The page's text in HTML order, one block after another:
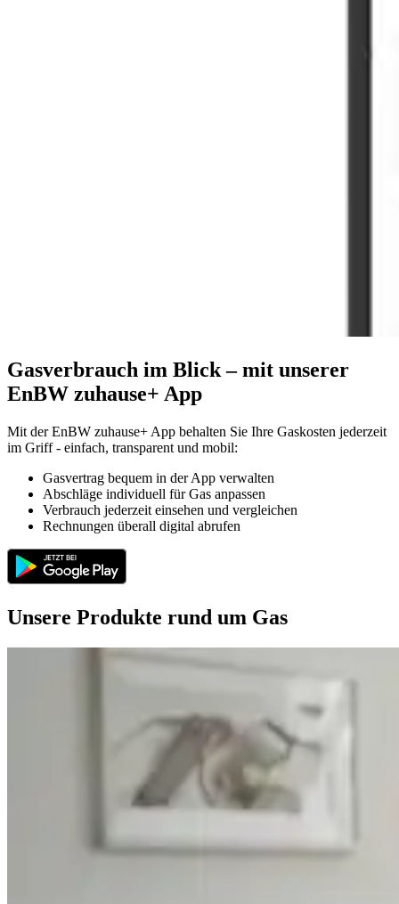
Gasverbrauch im Blick – mit unserer
EnBW zuhause+ App
Mit der EnBW zuhause+ App behalten Sie Ihre Gaskosten jederzeit
im Griff - einfach, transparent und mobil:
Gasvertrag bequem in der App verwalten
Abschläge individuell für Gas anpassen
Verbrauch jederzeit einsehen und vergleichen
Rechnungen überall digital abrufen
Unsere Produkte rund um Gas